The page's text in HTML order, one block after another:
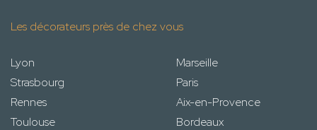
Les décorateurs près de chez vous
Lyon
Marseille
Strasbourg
Paris
Rennes
Aix-en-Provence
Toulouse
Bordeaux